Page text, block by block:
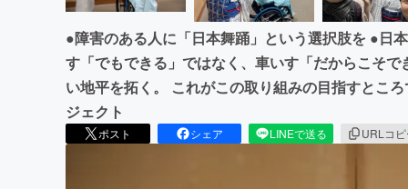
●障害のある人に「日本舞踊」という選択肢を ●日
す「でもできる」ではなく、車いす「だからこそ
い地平を拓く。 これがこの取り組みの目指すとこ
ジェクト
ポスト シェア LINEで送る URLコ